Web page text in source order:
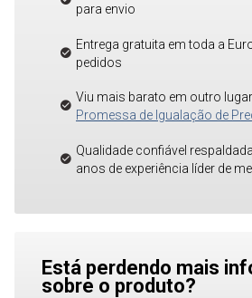
para envio
Entrega gratuita em toda a
pedidos
Viu mais barato em outro
Promessa de Igualação de
Qualidade confiável
anos de experiência líder de
Está perdendo mais
sobre o produto?